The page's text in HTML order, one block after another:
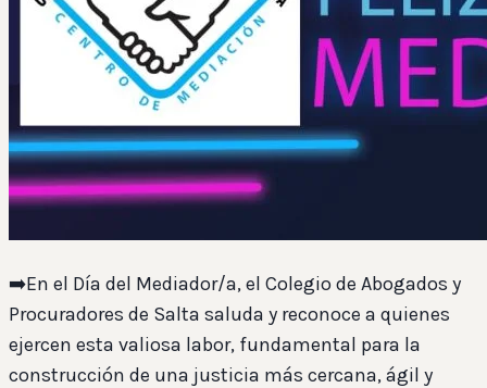
➡️En el Día del Mediador/a, el Colegio de Abogados y
Procuradores de Salta saluda y reconoce a quienes
ejercen esta valiosa labor, fundamental para la
construcción de una justicia más cercana, ágil y